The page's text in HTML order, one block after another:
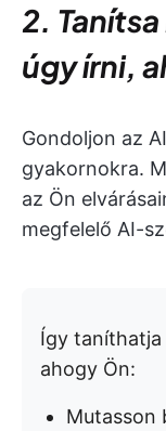
2.
úgy írni,
Gondoljon az
gyakornokra.
az Ön
megfelelő AI-
Így
ahogy Ön:
Mutasson